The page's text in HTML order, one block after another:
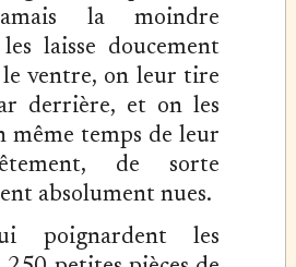
la moindre
laisse doucement
ventre, on leur tire
derrière, et on les
même temps de leur
de sorte
absolument nues.
poignardent les